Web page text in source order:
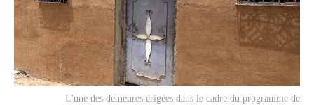
L'une des demeures érigées dans le cadre du programme de